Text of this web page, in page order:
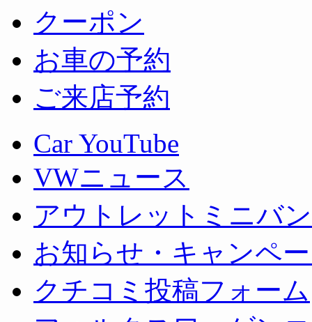
クーポン
お車の予約
ご来店予約
Car YouTube
VWニュース
アウトレットミニバン
お知らせ・キャンペ
クチコミ投稿フォーム